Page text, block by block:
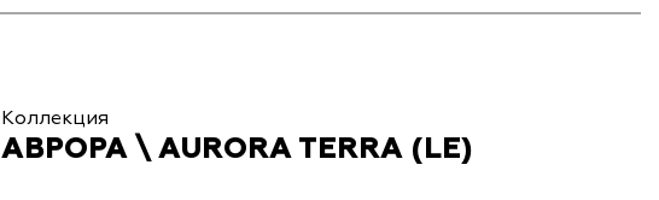
Коллекция
АВРОРА \ AURORA TERRA (LE)